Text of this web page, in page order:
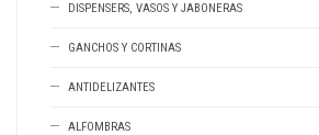
DISPENSERS, VASOS Y JABONERAS
GANCHOS Y CORTINAS
ANTIDELIZANTES
ALFOMBRAS